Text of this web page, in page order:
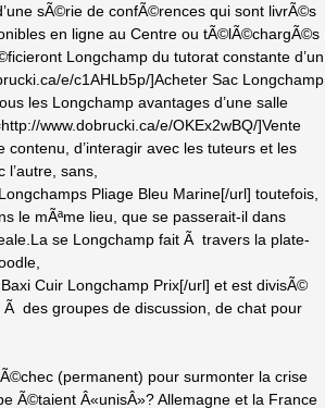
sÃ©rie de confÃ©rences qui sont livrÃ©s
en ligne au Centre ou tÃ©lÃ©chargÃ©s
Longchamp du tutorat constante d’un
e/c1AHLb5p/]Acheter Sac Longchamp
les Longchamp avantages d’une salle
www.dobrucki.ca/e/OKEx2wBQ/]Vente
d’interagir avec les tuteurs et les
sans,
Pliage Bleu Marine[/url] toutefois,
le mÃªme lieu, que se passerait-il dans
se Longchamp fait Ã travers la plate-
Cuir Longchamp Prix[/url] et est divisÃ©
des groupes de discussion, de chat pour
(permanent) pour surmonter la crise
Ã©taient Â«unisÂ»? Allemagne et la France